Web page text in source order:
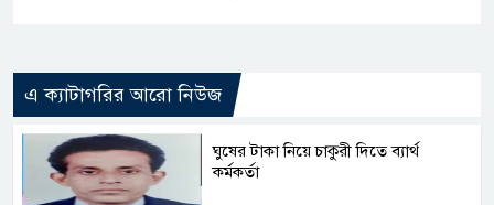
এ ক্যাটাগরির আরো নিউজ
ঘুষের টাকা নিয়ে চাকুরী দিতে ব্যার্থ
কর্মকর্তা